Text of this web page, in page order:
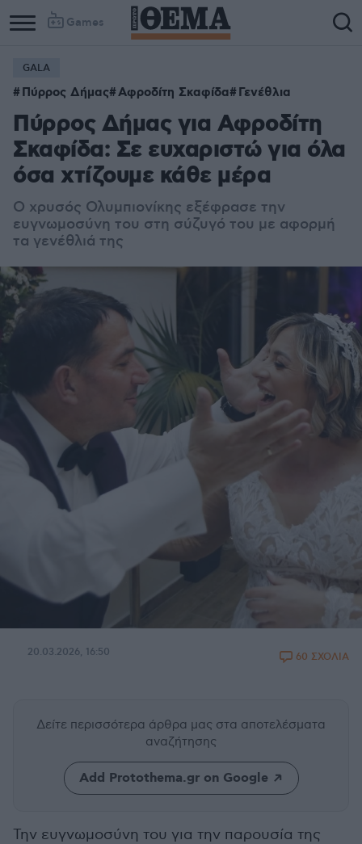
Games
GALA
Πύρρος Δήμας Αφροδίτη Σκαφίδα Γενέθλια
Πύρρος Δήμας για Αφροδίτη
Σκαφίδα: Σε ευχαριστώ για όλα
όσα χτίζουμε κάθε μέρα
Ο χρυσός Ολυμπιονίκης εξέφρασε την
ευγνωμοσύνη του στη σύζυγό του με αφορμή
τα γενέθλιά της
20.03.2026, 16:50 60 ΣΧΟΛΙΑ
Δείτε περισσότερα άρθρα μας στα αποτελέσματα
αναζήτησης
Add Protothema.gr on Google
Την ευγνωμοσύνη του για την παρουσία της